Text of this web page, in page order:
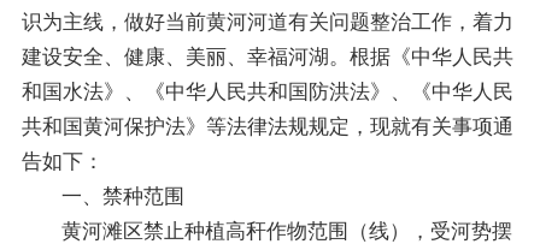
识为主线，做好当前黄河河道有关问题整治工作，着力
建设安全、健康、美丽、幸福河湖。根据《中华人民共
和国水法》、《中华人民共和国防洪法》、《中华人民
共和国黄河保护法》等法律法规规定，现就有关事项通
告如下：
一、禁种范围
黄河滩区禁止种植高秆作物范围（线），受河势摆